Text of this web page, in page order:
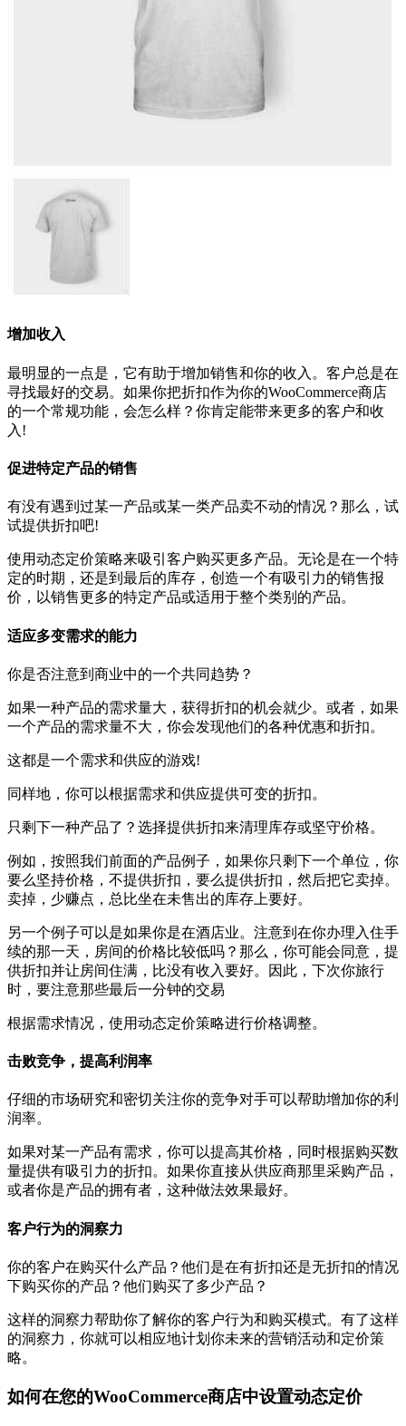
增加收入
最明显的一点是，它有助于增加销售和你的收入。客户总是在
寻找最好的交易。如果你把折扣作为你的WooCommerce商店
的一个常规功能，会怎么样？你肯定能带来更多的客户和收
入!
促进特定产品的销售
有没有遇到过某一产品或某一类产品卖不动的情况？那么，试
试提供折扣吧!
使用动态定价策略来吸引客户购买更多产品。无论是在一个特
定的时期，还是到最后的库存，创造一个有吸引力的销售报
价，以销售更多的特定产品或适用于整个类别的产品。
适应多变需求的能力
你是否注意到商业中的一个共同趋势？
如果一种产品的需求量大，获得折扣的机会就少。或者，如果
一个产品的需求量不大，你会发现他们的各种优惠和折扣。
这都是一个需求和供应的游戏!
同样地，你可以根据需求和供应提供可变的折扣。
只剩下一种产品了？选择提供折扣来清理库存或坚守价格。
例如，按照我们前面的产品例子，如果你只剩下一个单位，你
要么坚持价格，不提供折扣，要么提供折扣，然后把它卖掉。
卖掉，少赚点，总比坐在未售出的库存上要好。
另一个例子可以是如果你是在酒店业。注意到在你办理入住手
续的那一天，房间的价格比较低吗？那么，你可能会同意，提
供折扣并让房间住满，比没有收入要好。因此，下次你旅行
时，要注意那些最后一分钟的交易
根据需求情况，使用动态定价策略进行价格调整。
击败竞争，提高利润率
仔细的市场研究和密切关注你的竞争对手可以帮助增加你的利
润率。
如果对某一产品有需求，你可以提高其价格，同时根据购买数
量提供有吸引力的折扣。如果你直接从供应商那里采购产品，
或者你是产品的拥有者，这种做法效果最好。
客户行为的洞察力
你的客户在购买什么产品？他们是在有折扣还是无折扣的情况
下购买你的产品？他们购买了多少产品？
这样的洞察力帮助你了解你的客户行为和购买模式。有了这样
的洞察力，你就可以相应地计划你未来的营销活动和定价策
略。
如何在您的WooCommerce商店中设置动态定价